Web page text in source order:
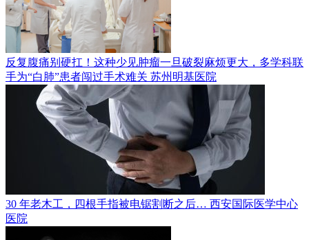
反复腹痛别硬扛！这种少见肿瘤一旦破裂麻烦更大，多学科联
手为“白肺”患者闯过手术难关 苏州明基医院
30 年老木工，四根手指被电锯割断之后… 西安国际医学中心
医院